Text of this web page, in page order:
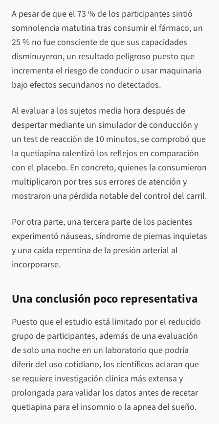
A pesar de que el 73 % de los participantes sintió
somnolencia matutina tras consumir el fármaco, un
25 % no fue consciente de que sus capacidades
disminuyeron, un resultado peligroso puesto que
incrementa el riesgo de conducir o usar maquinaria
bajo efectos secundarios no detectados.
Al evaluar a los sujetos media hora después de
despertar mediante un simulador de conducción y
un test de reacción de 10 minutos, se comprobó que
la quetiapina ralentizó los reflejos en comparación
con el placebo. En concreto, quienes la consumieron
multiplicaron por tres sus errores de atención y
mostraron una pérdida notable del control del carril.
Por otra parte, una tercera parte de los pacientes
experimentó náuseas, síndrome de piernas inquietas
y una caída repentina de la presión arterial al
incorporarse.
Una conclusión poco representativa
Puesto que el estudio está limitado por el reducido
grupo de participantes, además de una evaluación
de solo una noche en un laboratorio que podría
diferir del uso cotidiano, los científicos aclaran que
se requiere investigación clínica más extensa y
prolongada para validar los datos antes de recetar
quetiapina para el insomnio o la apnea del sueño.